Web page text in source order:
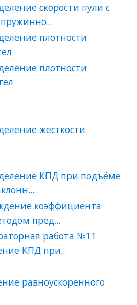
скорости пули с
плотности
плотности
жесткости
КПД при подъёме
коэффициента
пред...
работа №11
КПД при...
равноускоренного